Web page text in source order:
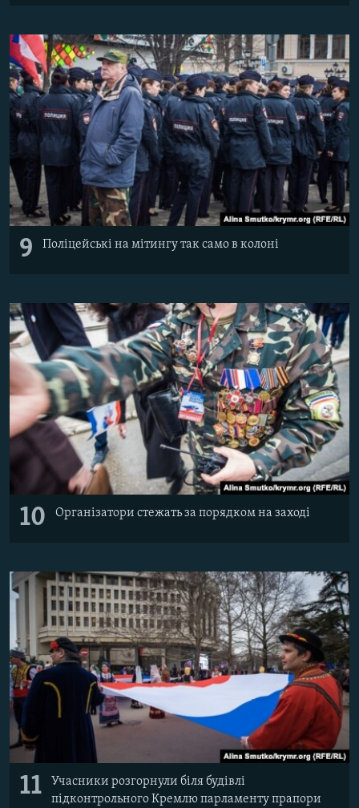
9 Поліцейські на мітингу так само в колоні
10 Організатори стежать за порядком на заході
11
Учасники розгорнули біля будівлі
підконтрольного Кремлю парламенту прапори